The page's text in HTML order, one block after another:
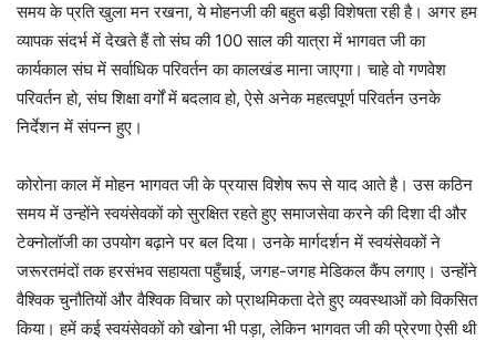
समय के प्रति खुला मन रखना, ये मोहनजी की बहुत बड़ी विशेषता रही है। अगर हम
व्यापक संदर्भ में देखते हैं तो संघ की 100 साल की यात्रा में भागवत जी का
कार्यकाल संघ में सर्वाधिक परिवर्तन का कालखंड माना जाएगा। चाहे वो गणवेश
परिवर्तन हो, संघ शिक्षा वर्गों में बदलाव हो, ऐसे अनेक महत्वपूर्ण परिवर्तन उनके
निर्देशन में संपन्न हुए।
कोरोना काल में मोहन भागवत जी के प्रयास विशेष रूप से याद आते है। उस कठिन
समय में उन्होंने स्वयंसेवकों को सुरक्षित रहते हुए समाजसेवा करने की दिशा दी और
टेक्नोलॉजी का उपयोग बढ़ाने पर बल दिया। उनके मार्गदर्शन में स्वयंसेवकों ने
जरूरतमंदों तक हरसंभव सहायता पहुँचाई, जगह-जगह मेडिकल कैंप लगाए। उन्होंने
वैश्विक चुनौतियों और वैश्विक विचार को प्राथमिकता देते हुए व्यवस्थाओं को विकसित
किया। हमें कई स्वयंसेवकों को खोना भी पड़ा, लेकिन भागवत जी की प्रेरणा ऐसी थी